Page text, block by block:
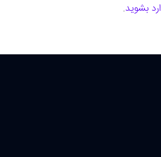
بشوید.